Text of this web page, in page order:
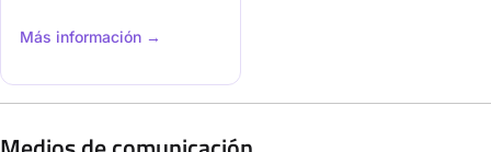
Más información →